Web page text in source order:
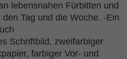
lebensnahen Fürbitten und
Tag und die Woche. -Ein
Schriftbild, zweifarbiger
farbiger Vor- und